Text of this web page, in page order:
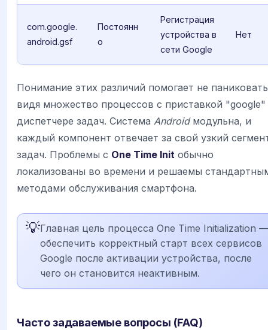
com.google.
android.gsf
Постоянн
о
Регистрация
устройства в
сети Google
Нет
Понимание этих различий помогает не
видя множество процессов с приставкой "google"
диспетчере задач. Система Androidмодульна, и
каждый компонент отвечает за свой узкий
задач. Проблемы с One Time Init обычно
локализованы во времени и решаемы
методами обслуживания смартфона.
💡Главная цель процесса One Time Initialization —
обеспечить корректный старт всех сервисов
Google после активации устройства, после
чего он становится неактивным.
Часто задаваемые вопросы (FAQ)